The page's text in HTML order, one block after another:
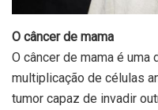
O câncer de mama
O câncer de mama é uma
multiplicação de células
tumor capaz de invadir